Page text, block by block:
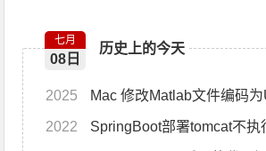
历史上的今天
七月
08日
2025 Mac 修改Matlab文件编码
2022